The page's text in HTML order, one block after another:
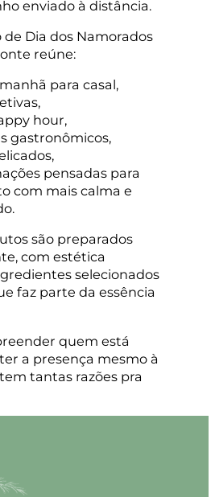
enviado à distância.
de Dia dos Namorados
reúne:
para casal,
hour,
gastronômicos,
pensadas para
com mais calma e
são preparados
com estética
selecionados
faz parte da essência
quem está
a presença mesmo à
tantas razões pra